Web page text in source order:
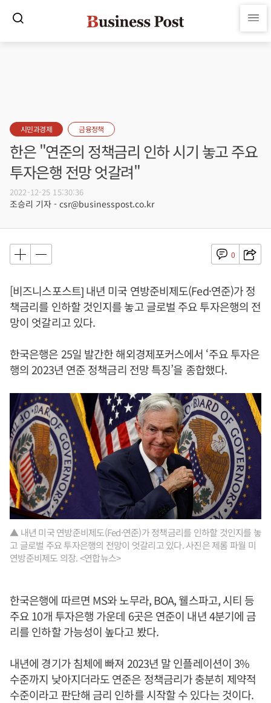
시민과경제 금융정책
한은 "연준의 정책금리 인하 시기 놓고 주요
투자은행 전망 엇갈려"
2022-12-25 15:30:36
조승리 기자 - csr@businesspost.co.kr
0
[비즈니스포스트] 내년 미국 연방준비제도(Fed·연준)가 정
책금리를 인하할 것인지를 놓고 글로벌 주요 투자은행의 전
망이 엇갈리고 있다.
한국은행은 25일 발간한 해외경제포커스에서 ‘주요 투자은
행의 2023년 연준 정책금리 전망 특징’을 종합했다.
▲ 내년 미국 연방준비제도(Fed·연준)가 정책금리를 인하할 것인지를 놓
고 글로벌 주요 투자은행의 전망이 엇갈리고 있다. 사진은 제롬 파월 미
연방준비제도 의장. <연합뉴스>
한국은행에 따르면 MS와 노무라, BOA, 웰스파고, 시티 등
주요 10개 투자은행 가운데 6곳은 연준이 내년 4분기에 금
리를 인하할 가능성이 높다고 봤다.
내년에 경기가 침체에 빠져 2023년 말 인플레이션이 3%
수준까지 낮아지더라도 연준은 정책금리가 충분히 제약적
수준이라고 판단해 금리 인하를 시작할 수 있다는 것이다.